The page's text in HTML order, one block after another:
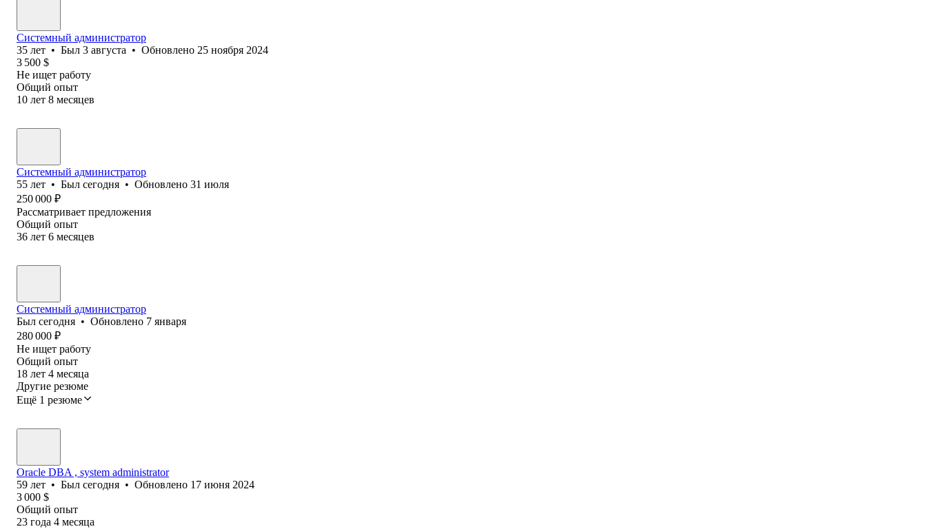
Системный администратор
35 лет • Был 3 августа • Обновлено 25 ноября 2024
3 500 $
Не ищет работу
Общий опыт
10 лет 8 месяцев
Системный администратор
55 лет • Был сегодня • Обновлено 31 июля
250 000 ₽
Рассматривает предложения
Общий опыт
36 лет 6 месяцев
Системный администратор
Был сегодня • Обновлено 7 января
280 000 ₽
Не ищет работу
Общий опыт
18 лет 4 месяца
Другие резюме
Ещё 1 резюме
Oracle DBA , system administrator
59 лет • Был сегодня • Обновлено 17 июня 2024
3 000 $
Общий опыт
23 года 4 месяца